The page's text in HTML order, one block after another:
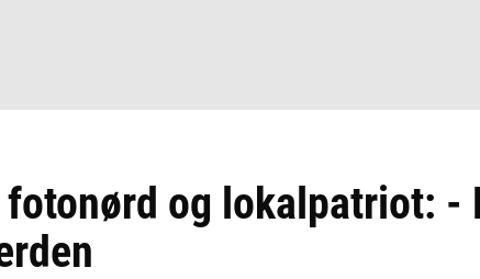
fotonørd og lokalpatriot: -